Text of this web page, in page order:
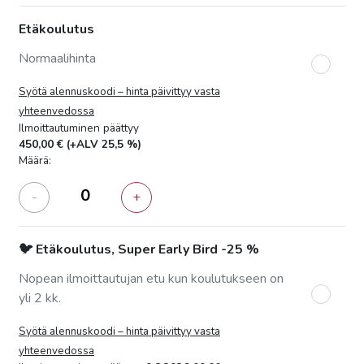
Etäkoulutus
Normaalihinta
Syötä alennuskoodi – hinta päivittyy vasta
yhteenvedossa
Ilmoittautuminen päättyy
450,00 € (+ALV 25,5 %)
Määrä:
- +
🐦 Etäkoulutus, Super Early Bird -25 %
Nopean ilmoittautujan etu kun koulutukseen on
yli 2 kk.
Syötä alennuskoodi – hinta päivittyy vasta
yhteenvedossa